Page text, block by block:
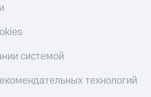
системой
технологий